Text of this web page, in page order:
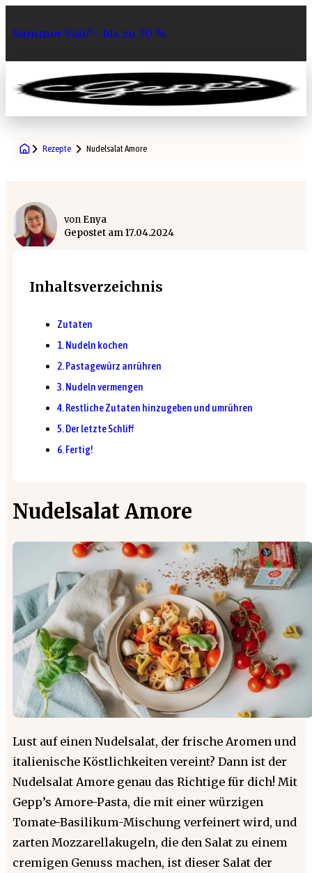
Summer Sale¹– bis zu 70 %
0
Rezepte Nudelsalat Amore
Nudelsalat Amore
Lust auf einen Nudelsalat, der frische Aromen und
italienische Köstlichkeiten vereint? Dann ist der
Nudelsalat Amore genau das Richtige für dich! Mit
Gepp’s Amore-Pasta, die mit einer würzigen
Tomate-Basilikum-Mischung verfeinert wird, und
zarten Mozzarellakugeln, die den Salat zu einem
cremigen Genuss machen, ist dieser Salat der
von Enya
Gepostet am17.04.2024
Inhaltsverzeichnis
Zutaten
1. Nudeln kochen
2. Pastagewürz anrühren
3. Nudeln vermengen
4. Restliche Zutaten hinzugeben und umrühren
5. Der letzte Schliff
6. Fertig!